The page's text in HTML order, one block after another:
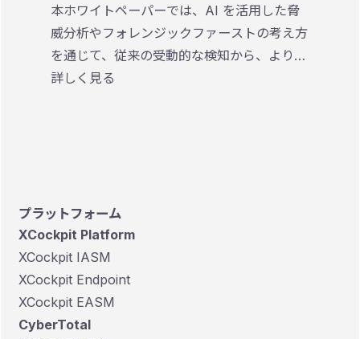
本ホワイトペーパーでは、AI を活用した脅
威分析やフォレンジックファーストの考え方
を通じて、従来の受動的な検知から、より迅
速かつ効果的なインシデント対応を実現する
詳しく見る
プラットフォーム
XCockpit Platform
XCockpit IASM
XCockpit Endpoint
XCockpit EASM
CyberTotal